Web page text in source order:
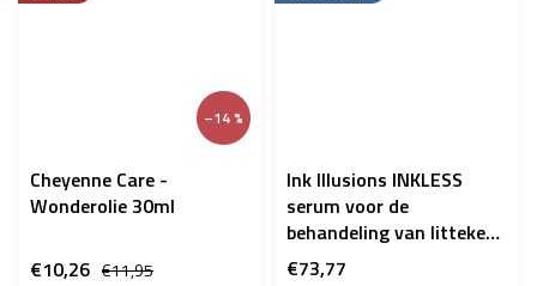
–14 %
Cheyenne Care -
Wonderolie 30ml
€11,95
€10,26
Ink Illusions INKLESS
serum voor de
behandeling van littekens
en striae 5 × 5 ml
€73,77